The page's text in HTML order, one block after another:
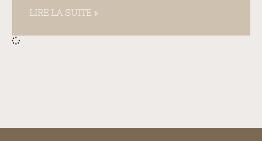
LIRE LA SUITE »